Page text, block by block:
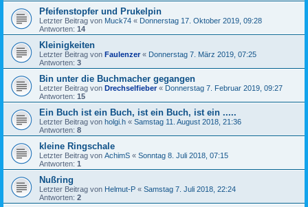
Pfeifenstopfer und Prukelpin
Letzter Beitrag von Muck74 « Donnerstag 17. Oktober 2019, 09:28
Antworten: 14
Kleinigkeiten
Letzter Beitrag von Faulenzer « Donnerstag 7. März 2019, 07:25
Antworten: 3
Bin unter die Buchmacher gegangen
Letzter Beitrag von Drechselfieber« Donnerstag 7. Februar 2019, 09:27
Antworten: 15
Ein Buch ist ein Buch, ist ein Buch, ist ein .....
Letzter Beitrag von holgi.h « Samstag 11. August 2018, 21:36
Antworten: 8
kleine Ringschale
Letzter Beitrag von AchimS « Sonntag 8. Juli 2018, 07:15
Antworten: 1
Nußring
Letzter Beitrag von Helmut-P « Samstag 7. Juli 2018, 22:24
Antworten: 2